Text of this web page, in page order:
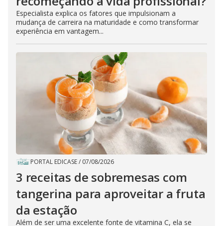
Especialista explica os fatores que impulsionam a
mudança de carreira na maturidade e como transformar
experiência em vantagem...
PORTAL EDICASE/ 07/08/2026
3 receitas de sobremesas com
tangerina para aproveitar a fruta
da estação
Além de ser uma excelente fonte de vitamina C, ela se